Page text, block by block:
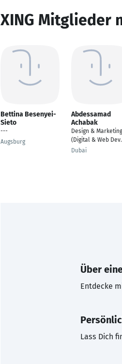
XING Mitglieder
Bettina Besenyei-
Sieto
---
Augsburg
Abdessamad
Achabak
Design & Marketing
(Digital & Web
Dubai
Über
Entdecke
Lass Dich